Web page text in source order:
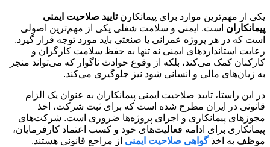
یکی از مهم‌ترین موارد برای پیمانکارنتایید صلاحیت ایمنی
پیمانکاران است. ایمنی و سلامت شغلی یکی از مهم‌ترین اصولی
است که در هر پروژه عمرانی یا صنعتی باید مورد توجه قرار گیرد.
رعایت استانداردهای ایمنی نه تنها به حفظ سلامت کارگران و
کارکنان کمک می‌کند، بلکه از وقوع حوادث ناگوار که می‌تواند منجر
به زیان‌های مالی و انسانی شود نیز جلوگیری می‌کند.
در این راستا، تایید صلاحیت ایمنی پیمانکاران به عنوان یک الزام
قانونی در ایران مطرح شده است که برای ثبت شرکت، اخذ
مجوزهای پیمانکاری و اجرای پروژه‌ها ضروری است. شرکت‌های
پیمانکاری برای ادامه فعالیت‌های خود و کسب اعتماد کارفرمایان،
موظف به اخذگواهی صلاحیت ایمنی از مراجع قانونی هستند.